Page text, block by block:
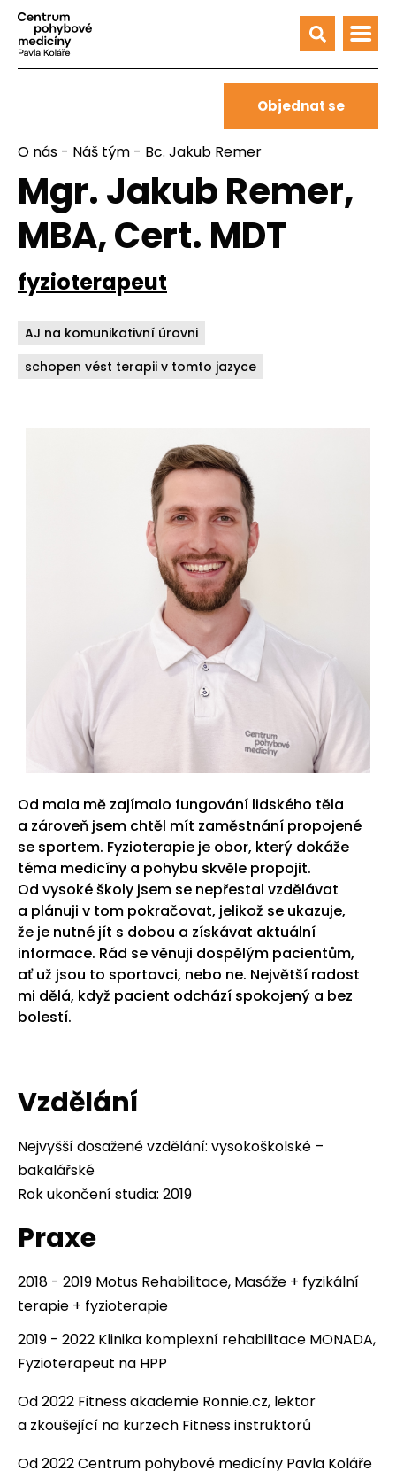
Objednat se
O nás - Náš tým - Bc. Jakub Remer
Mgr. Jakub Remer,
MBA, Cert. MDT
fyzioterapeut
AJ na komunikativní úrovni
schopen vést terapii v tomto jazyce
Od mala mě zajímalo fungování lidského těla
a zároveň jsem chtěl mít zaměstnání propojené
se sportem. Fyzioterapie je obor, který dokáže
téma medicíny a pohybu skvěle propojit.
Od vysoké školy jsem se nepřestal vzdělávat
a plánuji v tom pokračovat, jelikož se ukazuje,
že je nutné jít s dobou a získávat aktuální
informace. Rád se věnuji dospělým pacientům,
ať už jsou to sportovci, nebo ne. Největší radost
mi dělá, když pacient odchází spokojený a bez
bolestí.
Vzdělání
Nejvyšší dosažené vzdělání: vysokoškolské –
bakalářské
Rok ukončení studia: 2019
Praxe
2018 - 2019 Motus Rehabilitace, Masáže + fyzikální
terapie + fyzioterapie
2019 - 2022 Klinika komplexní rehabilitace MONADA,
Fyzioterapeut na HPP
Od 2022 Fitness akademie Ronnie.cz, lektor
a zkoušející na kurzech Fitness instruktorů
Od 2022 Centrum pohybové medicíny Pavla Koláře